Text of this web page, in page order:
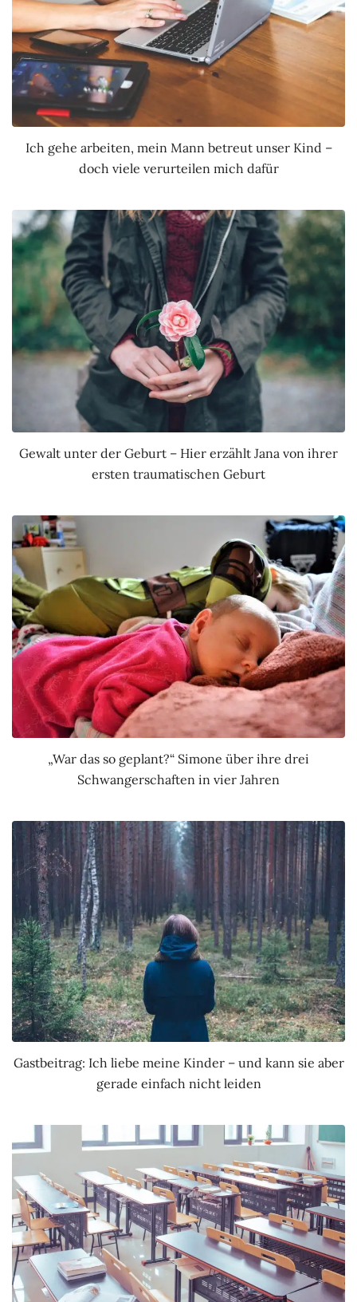
Ich gehe arbeiten, mein Mann betreut unser Kind –
doch viele verurteilen mich dafür
Gewalt unter der Geburt – Hier erzählt Jana von ihrer
ersten traumatischen Geburt
„War das so geplant?“ Simone über ihre drei
Schwangerschaften in vier Jahren
Gastbeitrag: Ich liebe meine Kinder – und kann sie aber
gerade einfach nicht leiden